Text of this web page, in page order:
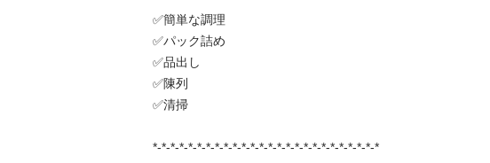
✅簡単な調理
✅パック詰め
✅品出し
✅陳列
✅清掃
*-*-*-*-*-*-*-*-*-*-*-*-*-*-*-*-*-*-*-*-*-*-*-*-*-*